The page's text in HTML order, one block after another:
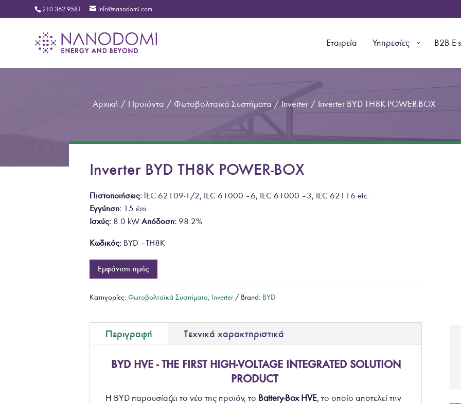
210 362 9581 info@nanodomi.com
Εταιρεία Υπηρεσίες B2B E-
Αρχική / Προϊόντα / Φωτοβολταϊκά Συστήματα / Inverter / Inverter BYD TH8K POWER-BOX
Inverter BYD TH8K POWER-BOX
Πιστοποιήσεις: lEC 62109-1/2, IEC 61000 – 6, IEC 61000 – 3, IEC 62116etc.
Εγγύηση: 15 έτη
Ισχύς: 8.0 kW Απόδοση: 98.2%
Κωδικός: BYD – TH8K
Εμφάνιση τιμής
Κατηγορίες:Φωτοβολταϊκά Συστήματα, Inverter Brand: BYD
Περιγραφή Τεχνικά χαρακτηριστικά
BYD HVE - THE FIRST HIGH-VOLTAGE INTEGRATED SOLUTION
PRODUCT
Η BYD παρουσίαζει το νέο της προϊόν, το Battery-Box HVE, το οποίο αποτελεί την